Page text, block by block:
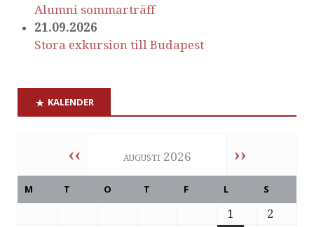
Alumni sommarträff
21.09.2026
Stora exkursion till Budapest
KALENDER
‹‹ augusti 2026 ››
M T O T F L S
1
2